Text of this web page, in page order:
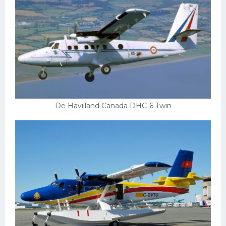
De Havilland Canada DHC-6 Twin